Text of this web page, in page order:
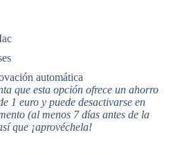
automática
que esta opción ofrece un ahorro
1 euro y puede desactivarse en
(al menos 7 días antes de la
que ¡aprovéchela!